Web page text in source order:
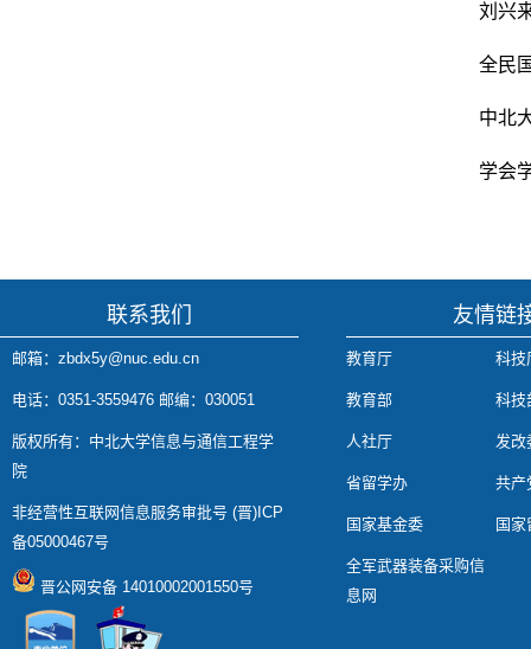
刘兴
全民
中北
学会
联系我们
邮箱：zbdx5y@nuc.edu.cn
电话：0351-3559476 邮编：030051
版权所有：中北大学信息与通信工程学
院
非经营性互联网信息服务审批号 (晋)ICP
备05000467号
晋公网安备 14010002001550号
友情链
教育厅 科技
教育部 科技
人社厅 发改
省留学办 共产
国家基金委 国
全军武器装备采购信
息网